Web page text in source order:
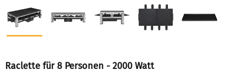
Raclette für 8 Personen - 2000 Watt